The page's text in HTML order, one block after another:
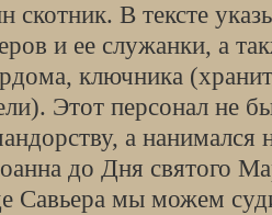
скотник. В тексте
и ее служанки, а
ключника
Этот персонал не
а нанимался
до Дня святого
Савьера мы можем